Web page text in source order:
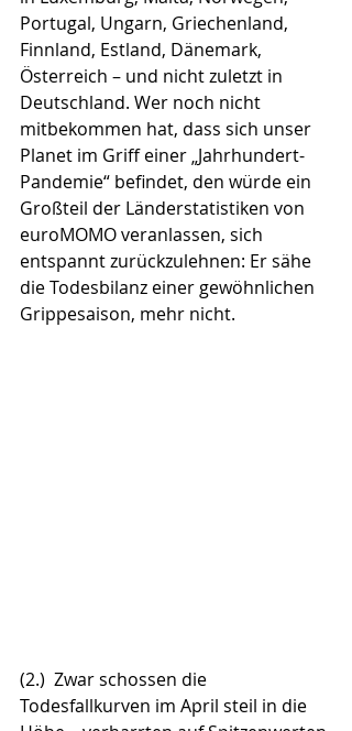
Portugal, Ungarn, Griechenland,
Finnland, Estland, Dänemark,
Österreich – und nicht zuletzt in
Deutschland. Wer noch nicht
mitbekommen hat, dass sich unser
Planet im Griff einer „Jahrhundert-
Pandemie“ befindet, den würde ein
Großteil der Länderstatistiken von
euroMOMO veranlassen, sich
entspannt zurückzulehnen: Er sähe
die Todesbilanz einer gewöhnlichen
Grippesaison, mehr nicht.
(2.)  Zwar schossen die
Todesfallkurven im April steil in die